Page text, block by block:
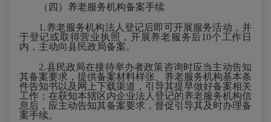
（四）养老服务机构备案手续
1.养老服务机构法人登记后即可开展服务活动，并
于登记或取得营业执照，开展养老服务后10个工作日
内，主动向县民政局备案。
2.县民政局在接待举办者政策咨询时应当主动告知
其备案要求，提供备案材料样张、养老服务机构基本条
件告知书以及网上下载渠道，引导其提早做好备案相关
工作；在获知本辖区内企业法人登记的养老服务机构信
息后，应主动告知其备案要求，督促引导其及时办理备
案手续。